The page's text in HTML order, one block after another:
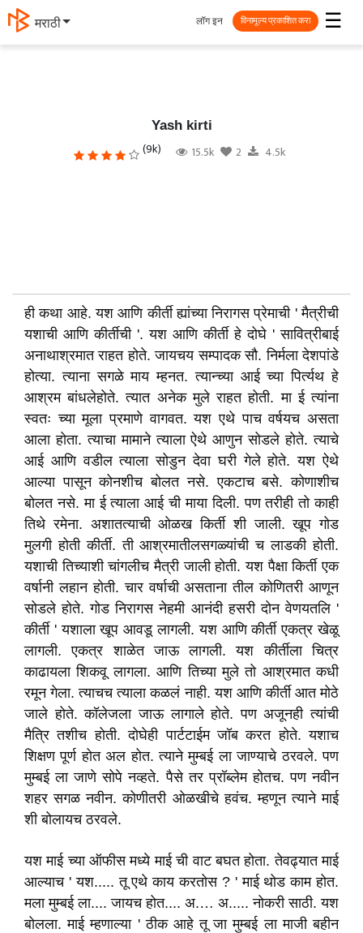
मराठी ☰
लॉग इन विनामूल्य प्रकाशित करा
Yash kirti
(9k) 15.5k 2 4.5k
ही कथा आहे. यश आणि कीर्ती ह्यांच्या निरागस प्रेमाची ' मैत्रीची
यशाची आणि कीर्तीची '. यश आणि कीर्ती हे दोघे ' सावित्रीबाई
अनाथाश्रमात राहत होते. जायचय सम्पादक सौ. निर्मला देशपांडे
होत्या. त्याना सगळे माय म्हनत. त्यान्च्या आई च्या पिर्त्यथ हे
आश्रम बांधलेहोते. त्यात अनेक मुले राहत होती. मा ई त्यांना
स्वतः च्या मूला प्रमाणे वागवत. यश एथे पाच वर्षयच असता
आला होता. त्याचा मामाने त्याला ऐथे आणुन सोडले होते. त्याचे
आई आणि वडील त्याला सोडुन देवा घरी गेले होते. यश ऐथे
आल्या पासून कोनशीच बोलत नसे. एकटाच बसे. कोणाशीच
बोलत नसे. मा ई त्याला आई ची माया दिली. पण तरीही तो काही
तिथे रमेना. अशातत्याची ओळख किर्ती शी जाली. खूप गोड
मुलगी होती कीर्ती. ती आश्रमातीलसगळ्यांची च लाडकी होती.
यशाची तिच्याशी चांगलीच मैत्री जाली होती. यश पैक्षा किर्ती एक
वर्षानी लहान होती. चार वर्षाची असताना तील कोणितरी आणून
सोडले होते. गोड निरागस नेहमी आनंदी हसरी दोन वेणयतलि '
कीर्ती ' यशाला खूप आवडू लागली. यश आणि कीर्ती एकत्र खेळू
लागली. एकत्र शाळेत जाऊ लागली. यश कीर्तीला चित्र
काढायला शिकवू लागला. आणि तिच्या मुले तो आश्रमात कधी
रमून गेला. त्याचच त्याला कळलं नाही. यश आणि कीर्ती आत मोठे
जाले होते. कॉलेजला जाऊ लागाले होते. पण अजूनही त्यांची
मैत्रि तशीच होती. दोघेही पार्टटाईम जॉब करत होते. यशाच
शिक्षण पूर्ण होत अल होत. त्याने मुम्बई ला जाण्याचे ठरवले. पण
मुम्बई ला जाणे सोपे नव्हते. पैसे तर प्रॉब्लेम होतच. पण नवीन
शहर सगळ नवीन. कोणीतरी ओळखीचे हवंच. म्हणून त्याने माई
शी बोलायच ठरवले.
यश माई च्या ऑफीस मध्ये माई ची वाट बघत होता. तेवढ्यात माई
आल्याच ' यश..... तू एथे काय करतोस ? ' माई थोड काम होत.
मला मुम्बई ला.... जायच होत.... अ.… अ..... नोकरी साठी. यश
बोलला. माई म्हणाल्या ' ठीक आहे तू जा मुम्बई ला माजी बहीन